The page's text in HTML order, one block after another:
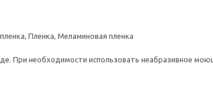
Пленка, Меламиновая пленка
При необходимости использовать неабразивное